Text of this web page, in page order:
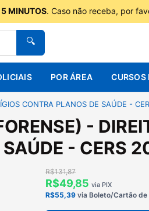
5 MINUTOS. Caso não receba, por
🔍
POR ÁREA CURSOS
CONTRA PLANOS DE SAÚDE -
-
- CERS
R$131,87
R$49,85via PIX
R$55,39 via Boleto/Cartão